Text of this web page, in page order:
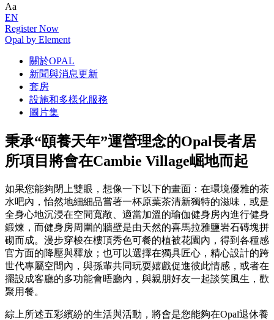
Aa
EN
Register Now
Opal by Element
關於OPAL
新聞與消息更新
套房
設施和多樣化服務
圖片集
秉承“頤養天年”運營理念的Opal長者居
所項目將會在Cambie Village崛地而起
如果您能夠閉上雙眼，想像一下以下的畫面：在環境優雅的茶
水吧內，怡然地細細品嘗著一杯原葉茶清新獨特的滋味，或是
全身心地沉浸在空間寬敞、適當加溫的瑜伽健身房內進行健身
鍛煉，而健身房周圍的牆壁是由天然的喜馬拉雅鹽岩石磚塊拼
砌而成。漫步穿梭在樓頂秀色可餐的植被花園內，得到各種感
官方面的降壓與釋放；也可以選擇在獨具匠心，精心設計的跨
世代專屬空間內，與孫輩共同玩耍嬉戲促進彼此情感，或者在
擺設成客廳的多功能會晤廳內，與親朋好友一起談笑風生，歡
聚用餐。
綜上所述五彩繽紛的生活與活動，將會是您能夠在Opal退休養